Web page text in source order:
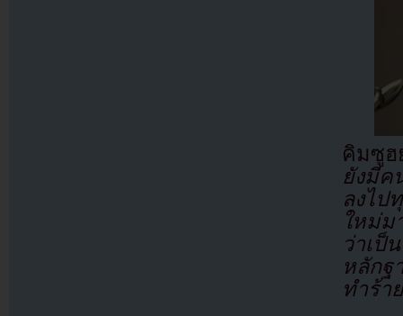
คิมซู
ยังมีค
ลงไป
ใหม่
ว่าเป็
หลักฐ
ทำร้า